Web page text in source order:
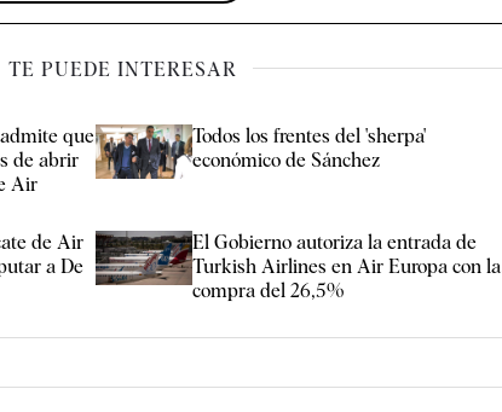
TE PUEDE INTERESAR
que
de abrir
Air
Todos los frentes del 'sherpa'
económico de Sánchez
de Air
a De
El Gobierno autoriza la entrada de
Turkish Airlines en Air Europa con la
compra del 26,5%